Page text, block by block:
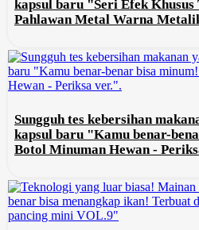
kapsul baru "Seri Efek
Pahlawan Metal Warna
Sungguh tes kebersihan
kapsul baru "Kamu benar-
Botol Minuman Hewan -